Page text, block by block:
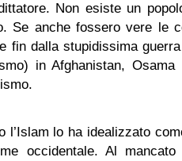
Non esiste un
Se anche fossero vere le
fin dalla stupidissima
in Afghanistan,
l’Islam lo ha idealizzato
occidentale. Al mancato